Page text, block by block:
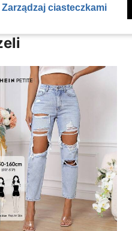
Zarządzaj ciasteczkami